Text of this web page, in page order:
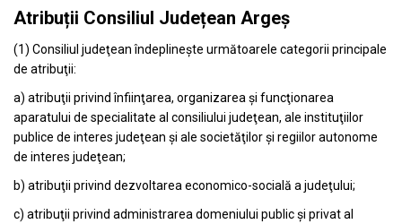
Atribuții Consiliul Județean Argeș
(1) Consiliul judeţean îndeplineşte următoarele categorii principale
de atribuţii:
a) atribuţii privind înfiinţarea, organizarea şi funcţionarea
aparatului de specialitate al consiliului judeţean, ale instituţiilor
publice de interes judeţean şi ale societăţilor şi regiilor autonome
de interes judeţean;
b) atribuţii privind dezvoltarea economico-socială a judeţului;
c) atribuţii privind administrarea domeniului public şi privat al